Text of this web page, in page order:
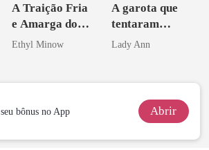
A Traição Fria
e Amarga do
Bilionário
Ethyl Minow
A garota que
tentaram
apagar
Lady Ann
bônus no App Abrir